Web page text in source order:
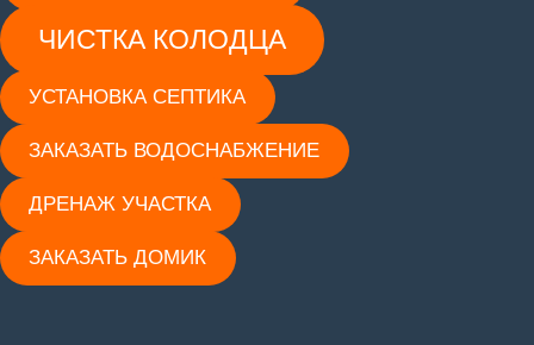
ЧИСТКА КОЛОДЦА
УСТАНОВКА СЕПТИКА
ЗАКАЗАТЬ ВОДОСНАБЖЕНИЕ
ДРЕНАЖ УЧАСТКА
ЗАКАЗАТЬ ДОМИК